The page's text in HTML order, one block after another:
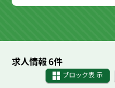
求人情報 6件
ブロック表 示